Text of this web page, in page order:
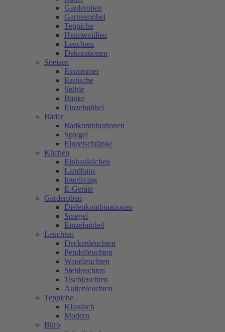
Garderoben
Gartenmöbel
Teppiche
Heimtextilien
Leuchten
Dekorationen
Speisen
Esszimmer
Esstische
Stühle
Bänke
Einzelmöbel
Bäder
Badkombinationen
Spiegel
Einzelschränke
Küchen
Einbauküchen
Landhaus
Interliving
E-Geräte
Garderoben
Dielenkombinationen
Spiegel
Einzelmöbel
Leuchten
Deckenleuchten
Pendelleuchten
Wandleuchten
Stehleuchten
Tischleuchten
Außenleuchten
Teppiche
Klassisch
Modern
Büro